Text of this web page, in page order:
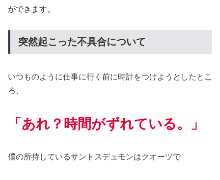
ができます。
突然起こった不具合について
いつものように仕事に行く前に時計をつけようとしたとこ
ろ、
「あれ？時間がずれている。」
僕の所持しているサントスデュモンはクオーツで